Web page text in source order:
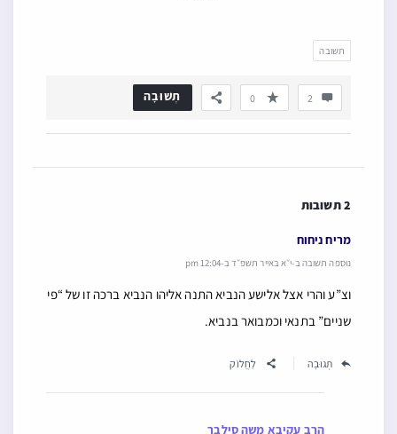
תשובה
2
0 תְשׁוּבָה
2 תשובות
מריח ניחוח
נוספה תשובה ב-י״א באייר תשפ״ד ב-12:04 pm
וצ”ע והרי אצל אלישע הנביא התנה אליהו הנביא ברכה זו של “פי
שניים” בתנאי וכמבואר בנביא.
תְגוּבָה לַחֲלוֹק
הרב עקיבא משה סילבר